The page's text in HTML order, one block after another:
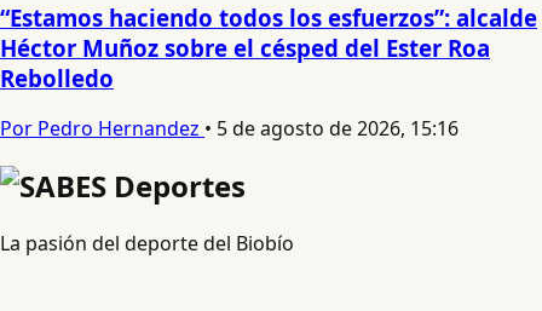
“Estamos haciendo todos los esfuerzos”: alcalde
Héctor Muñoz sobre el césped del Ester Roa
Rebolledo
Por Pedro Hernandez • 5 de agosto de 2026, 15:16
La pasión del deporte del Biobío